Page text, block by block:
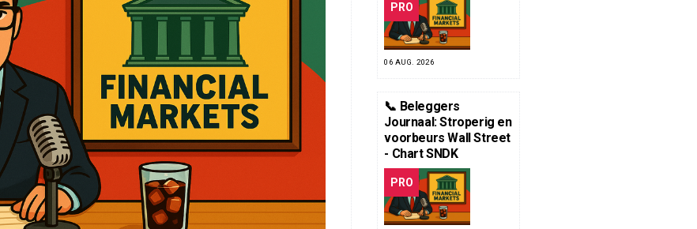
PRO
06 AUG. 2026
📞 Beleggers
Journaal: Stroperig en
voorbeurs Wall Street
- Chart SNDK
PRO